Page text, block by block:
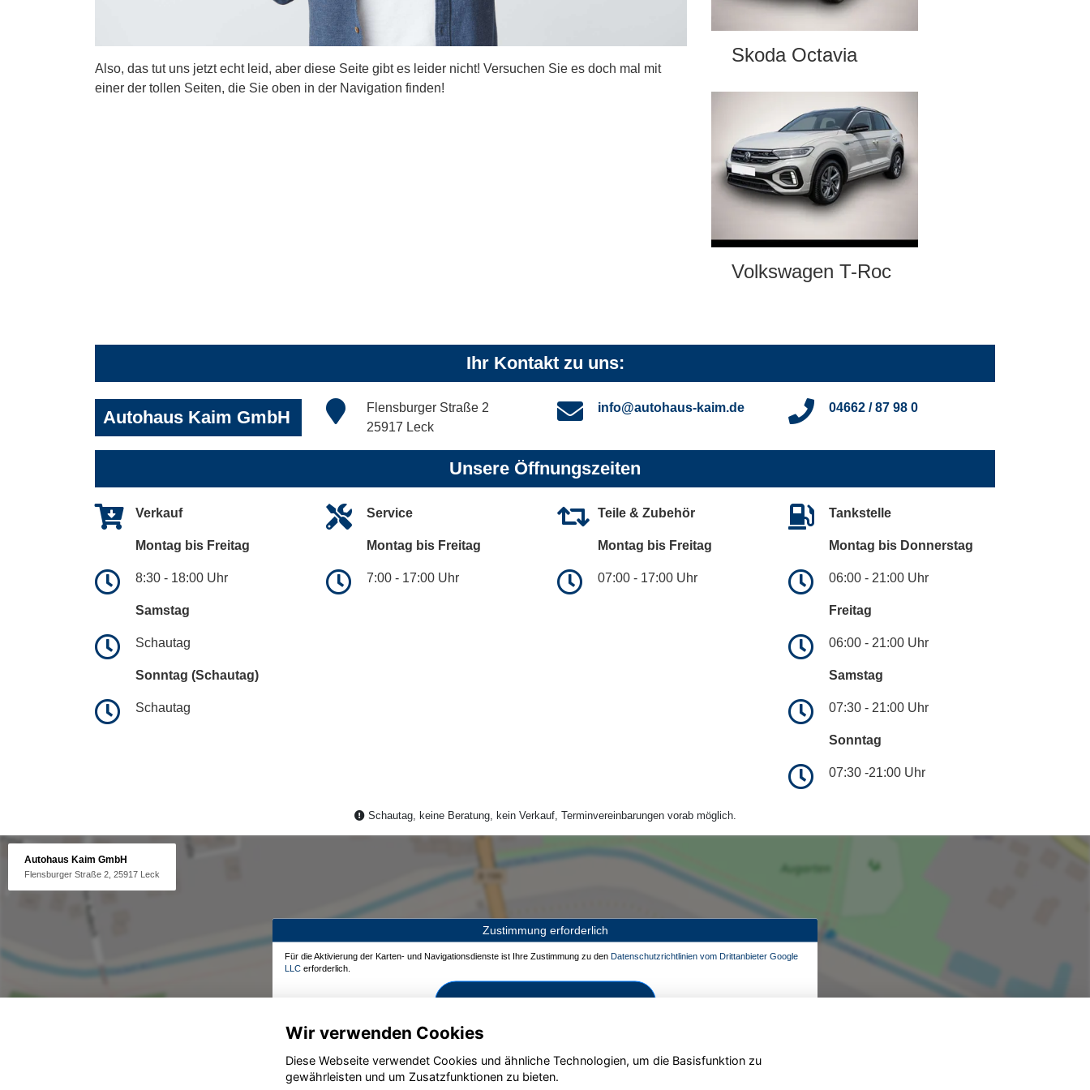
Also, das tut uns jetzt echt leid, aber diese Seite gibt es leider nicht! Versuchen Sie es doch mal mit
einer der tollen Seiten, die Sie oben in der Navigation finden!
Skoda Octavia
Volkswagen T-Roc
Ihr Kontakt zu uns:
Autohaus Kaim GmbH
Flensburger Straße 2
25917 Leck
info@autohaus-kaim.de 04662 / 87 98 0
Unsere Öffnungszeiten
Verkauf
Montag bis Freitag
8:30 - 18:00 Uhr
Samstag
Schautag
Sonntag (Schautag)
Schautag
Service
Montag bis Freitag
7:00 - 17:00 Uhr
Teile & Zubehör
Montag bis Freitag
07:00 - 17:00 Uhr
Tankstelle
Montag bis Donnerstag
06:00 - 21:00 Uhr
Freitag
06:00 - 21:00 Uhr
Samstag
07:30 - 21:00 Uhr
Sonntag
07:30 -21:00 Uhr
Schautag, keine Beratung, kein Verkauf, Terminvereinbarungen vorab möglich.
Autohaus Kaim GmbH
Flensburger Straße 2, 25917 Leck
Zustimmung erforderlich
Für die Aktivierung der Karten- und Navigationsdienste ist Ihre Zustimmung zu den Datenschutzrichtlinien vom Drittanbieter Google
LLC erforderlich.
Zustimmen und aktivieren
Wir verwenden Cookies
Diese Webseite verwendet Cookies und ähnliche Technologien, um die Basisfunktion zu
gewährleisten und um Zusatzfunktionen zu bieten.